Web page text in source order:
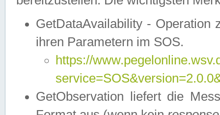
GetDataAvailability - Operation
ihren Parametern im SOS.
https://
GetObservation liefert die